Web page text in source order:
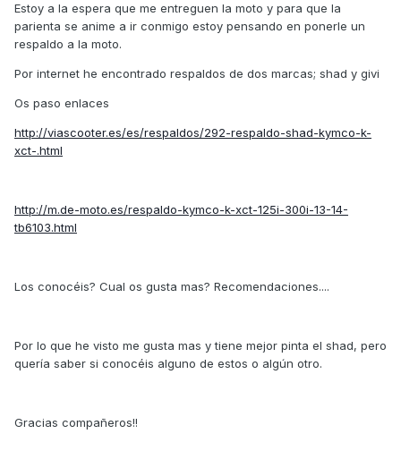
Estoy a la espera que me entreguen la moto y para que la
parienta se anime a ir conmigo estoy pensando en ponerle un
respaldo a la moto.
Por internet he encontrado respaldos de dos marcas; shad y givi
Os paso enlaces
http://viascooter.es/es/respaldos/292-respaldo-shad-kymco-k-
xct-.html
http://m.de-moto.es/respaldo-kymco-k-xct-125i-300i-13-14-
tb6103.html
Los conocéis? Cual os gusta mas? Recomendaciones....
Por lo que he visto me gusta mas y tiene mejor pinta el shad, pero
quería saber si conocéis alguno de estos o algún otro.
Gracias compañeros!!